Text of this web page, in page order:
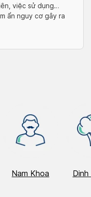
việc sử dụng
ẩn nguy cơ gây ra
Bài viết này sẽ
rõ và […]
Nam Khoa Dinh